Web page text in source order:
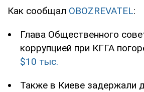
Как сообщал OBOZREVATEL:
Глава Общественного
коррупцией при КГГА
$10 тыс.
Также в Киеве задержали